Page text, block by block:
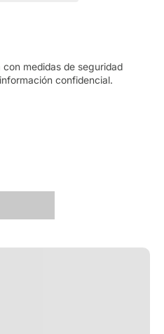
medidas de seguridad
confidencial.